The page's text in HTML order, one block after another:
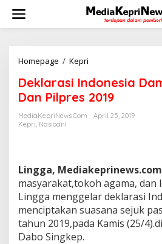
w
Homepage / Kepri
k
l
a
n
d
o
n
e
s
Deklarasi Indonesia
Dan Pilpres 2019
MediaKepriNews.com
April 25, 2019
Kepri, Nasioanl
Lingga,
masyarakat,tokoh agama, dan
Lingga menggelar deklarasi
menciptakan suasana sejuk
tahun 2019,pada Kamis (25/
Dabo Singkep.